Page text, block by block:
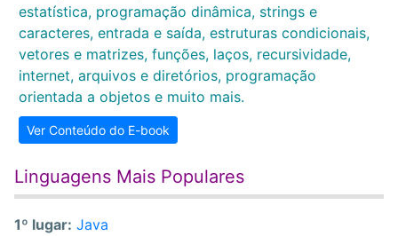
estatística, programação dinâmica, strings e
caracteres, entrada e saída, estruturas condicionais,
vetores e matrizes, funções, laços, recursividade,
internet, arquivos e diretórios, programação
orientada a objetos e muito mais.
Ver Conteúdo do E-book
Linguagens Mais Populares
1º lugar: Java